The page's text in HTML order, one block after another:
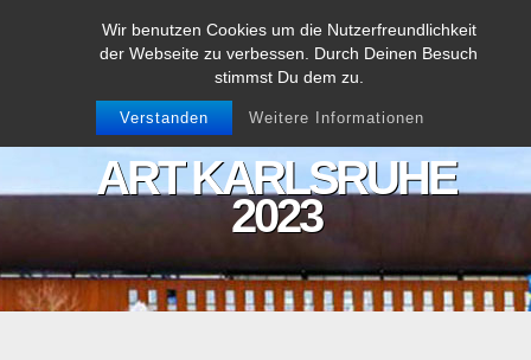
Wir benutzen Cookies um die Nutzerfreundlichkeit
der Webseite zu verbessen. Durch Deinen Besuch
stimmst Du dem zu.
Verstanden Weitere Informationen
ART KARLSRUHE
2023